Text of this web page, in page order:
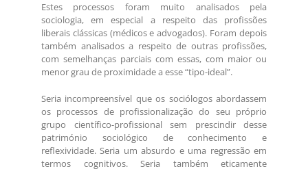
Estes processos foram muito analisados pela
sociologia, em especial a respeito das profissões
liberais clássicas (médicos e advogados). Foram depois
também analisados a respeito de outras profissões,
com semelhanças parciais com essas, com maior ou
menor grau de proximidade a esse “tipo-ideal”.
Seria incompreensível que os sociólogos abordassem
os processos de profissionalização do seu próprio
grupo científico-profissional sem prescindir desse
património sociológico de conhecimento e
reflexividade. Seria um absurdo e uma regressão em
termos cognitivos. Seria também eticamente